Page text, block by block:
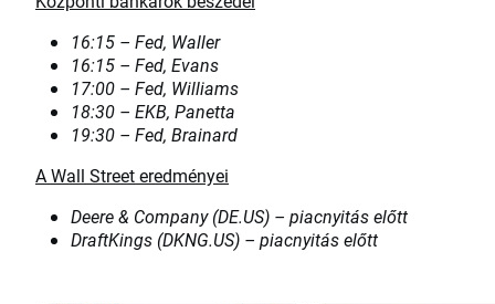
16:15 – Fed, Waller
16:15 – Fed, Evans
17:00 – Fed, Williams
18:30 – EKB, Panetta
19:30 – Fed, Brainard
A Wall Street eredményei
Deere & Company (DE.US) – piacnyitás előtt
DraftKings (DKNG.US) – piacnyitás előtt